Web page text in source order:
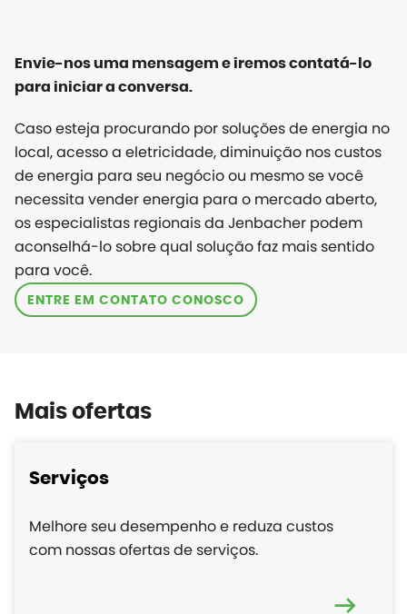
Envie-nos uma mensagem e iremos contatá-lo
para iniciar a conversa.
Caso esteja procurando por soluções de energia no
local, acesso a eletricidade, diminuição nos custos
de energia para seu negócio ou mesmo se você
necessita vender energia para o mercado aberto,
os especialistas regionais da Jenbacher podem
aconselhá-lo sobre qual solução faz mais sentido
para você.
ENTRE EM CONTATO CONOSCO
Mais ofertas
Serviços
Melhore seu desempenho e reduza custos
com nossas ofertas de serviços.